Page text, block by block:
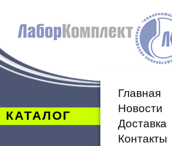
КАТАЛОГ
Главная
Новости
Доставка
Контакты